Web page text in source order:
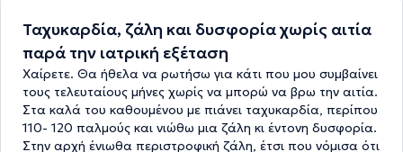
Ταχυκαρδία, ζάλη και δυσφορία χωρίς αιτία
παρά την ιατρική εξέταση
Χαίρετε. Θα ήθελα να ρωτήσω για κάτι που μου συμβαίνει
τους τελευταίους μήνες χωρίς να μπορώ να βρω την αιτία.
Στα καλά του καθουμένου με πιάνει ταχυκαρδία, περίπου
110- 120 παλμούς και νιώθω μια ζάλη κι έντονη δυσφορία.
Στην αρχή ένιωθα περιστροφική ζάλη, έτσι που νόμισα ότι